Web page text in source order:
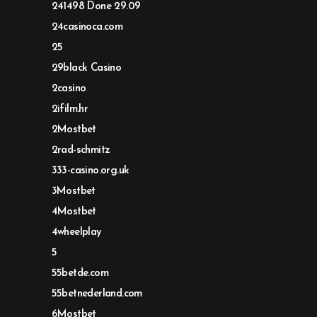
241498 Done 29.09
24casinoca.com
25
29black Casino
2casino
2ifilm.hr
2Mostbet
2rad-schmitz
333-casino.org.uk
3Mostbet
4Mostbet
4wheelplay
5
55betde.com
55betnederland.com
6Mostbet